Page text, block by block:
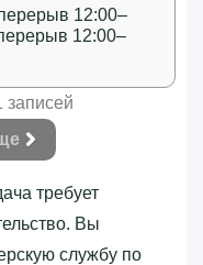
12:00–
12:00–
записей
требует
Вы
службу по